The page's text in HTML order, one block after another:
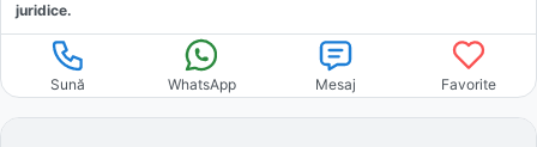
juridice.
Sună WhatsApp Mesaj Favorite